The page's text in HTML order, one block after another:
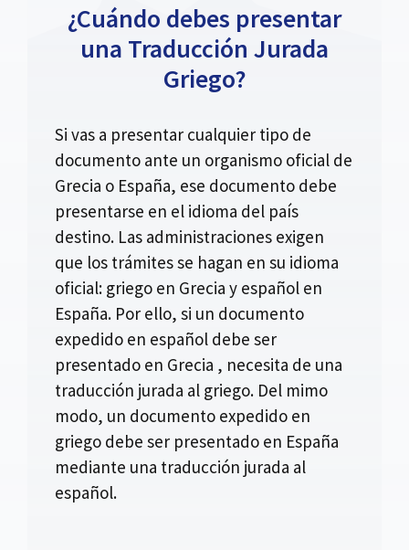
¿Cuándo debes presentar
una Traducción Jurada
Griego?
Si vas a presentar cualquier tipo de
documento ante un organismo oficial de
Grecia o España, ese documento debe
presentarse en el idioma del país
destino. Las administraciones exigen
que los trámites se hagan en su idioma
oficial: griego en Grecia y español en
España. Por ello, si un documento
expedido en español debe ser
presentado en Grecia , necesita de una
traducción jurada al griego. Del mimo
modo, un documento expedido en
griego debe ser presentado en España
mediante una traducción jurada al
español.